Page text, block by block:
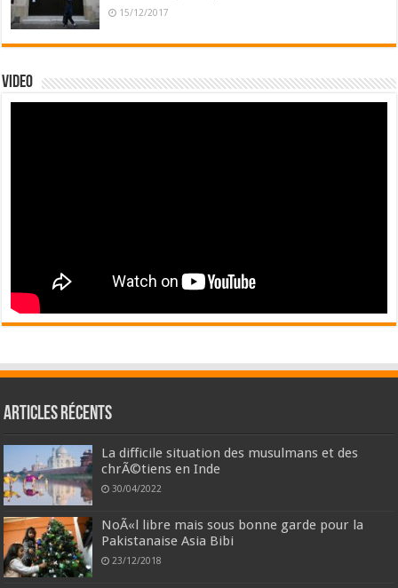
15/12/2017
Video
Articles récents
La difficile situation des musulmans et des
chrÃ©tiens en Inde
30/04/2022
NoÃ«l libre mais sous bonne garde pour la
Pakistanaise Asia Bibi
23/12/2018